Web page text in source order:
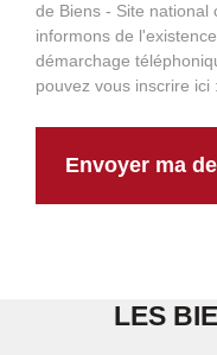
de Biens - Site national
informons de
démarchage
pouvez vous inscrire ici :
Envoyer ma
LES